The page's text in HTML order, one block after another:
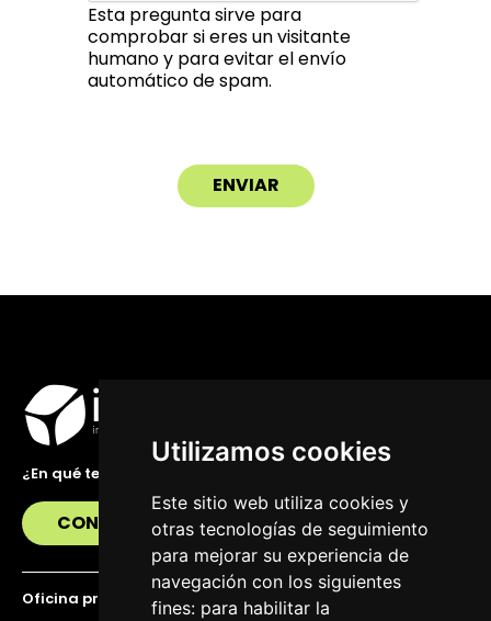
Utilizamos cookies
Este sitio web utiliza cookies y
otras tecnologías de seguimiento
para mejorar su experiencia de
navegación con los siguientes
fines: para habilitar la
Esta pregunta sirve para
comprobar si eres un visitante
humano y para evitar el envío
automático de spam.
¿En qué te podemos ayudar?
CONTÁCTANOS
Oficina principal